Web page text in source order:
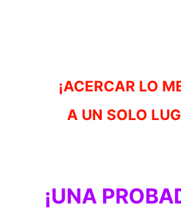
¡ACERCAR LO
A UN SOLO
¡UNA